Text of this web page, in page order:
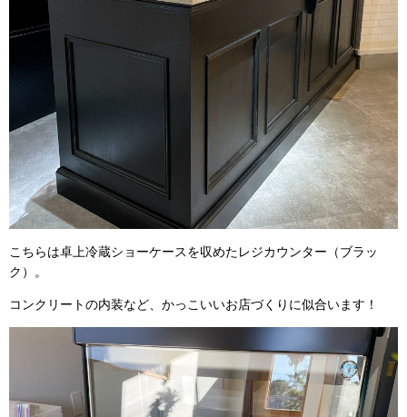
こちらは卓上冷蔵ショーケースを収めたレジカウンター（ブラッ
ク）。
コンクリートの内装など、かっこいいお店づくりに似合います！